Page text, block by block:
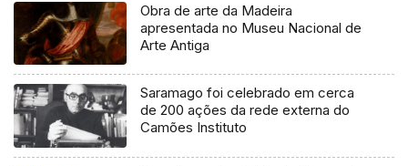
Obra de arte da Madeira
apresentada no Museu Nacional de
Arte Antiga
Saramago foi celebrado em cerca
de 200 ações da rede externa do
Camões Instituto